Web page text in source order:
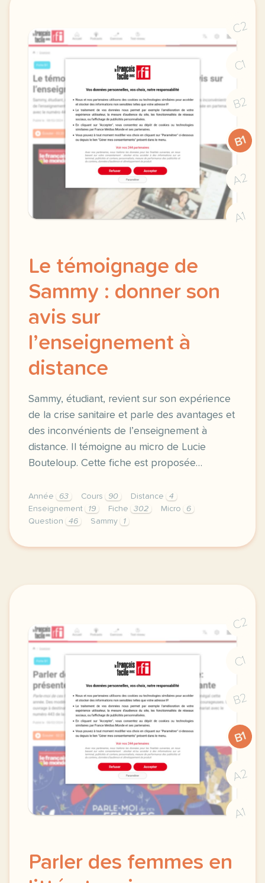
C2
C1
B2
B1
A2
A1
Le témoignage de
Sammy : donner son
avis sur
l’enseignement à
distance
Sammy, étudiant, revient sur son expérience
de la crise sanitaire et parle des avantages et
des inconvénients de l’enseignement à
distance. Il témoigne au micro de Lucie
Bouteloup. Cette fiche est proposée…
Année 63 Cours 90 Distance
4
Enseignement
19 Fiche 302 Micro
6
Question
46 Sammy 1
fiche b1 le temoignage de sammy donner son
C2
C1
B2
B1
A2
A1
Parler des femmes en